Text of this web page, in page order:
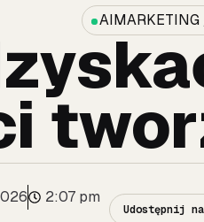
2:07 pm
Udostępnij